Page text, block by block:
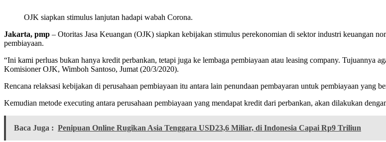
OJK siapkan stimulus lanjutan hadapi wabah Corona.
Jakarta, pmp – Otoritas Jasa Keuangan (OJK) siapkan kebijakan stimulus perekonomian di sektor industri keuangan
pembiayaan.
“Ini kami perluas bukan hanya kredit perbankan, tetapi juga ke lembaga pembiayaan atau leasing company. Tujuannya
Komisioner OJK, Wimboh Santoso, Jumat (20/3/2020).
Rencana relaksasi kebijakan di perusahaan pembiayaan itu antara lain penundaan pembayaran untuk pembiayaan yang
Kemudian metode executing antara perusahaan pembiayaan yang mendapat kredit dari perbankan, akan dilakukan
Baca Juga : Penipuan Online Rugikan Asia Tenggara USD23,6 Miliar, di Indonesia Capai Rp9 Triliun